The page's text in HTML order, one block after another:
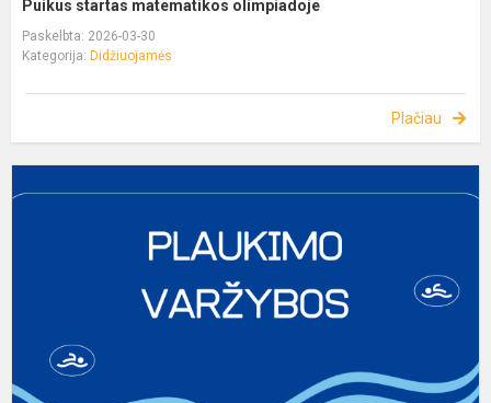
Puikus startas matematikos olimpiadoje
Paskelbta: 2026-03-30
Kategorija: Didžiuojamės
Plačiau